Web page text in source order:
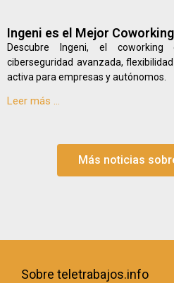
Ingeni es el Mejor
Descubre Ingeni, el
ciberseguridad avanzada,
activa para empresas y autónomos.
Leer más ...
Más noticias
Sobre teletrabajos.info